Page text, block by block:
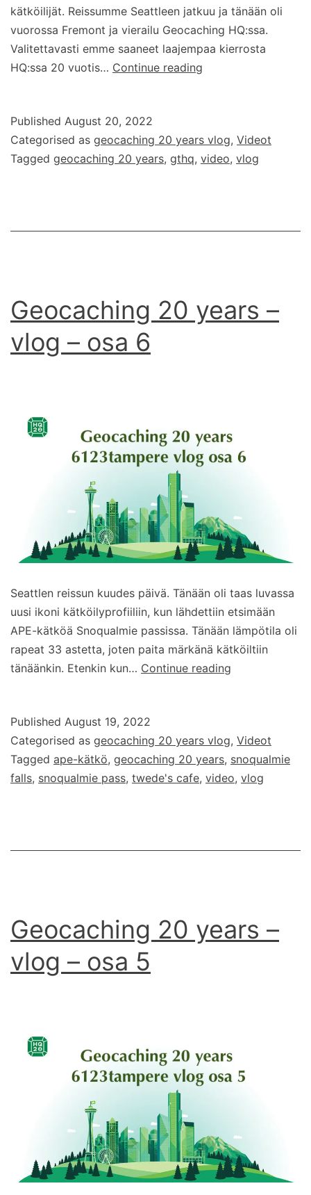
kätköilijät. Reissumme Seattleen jatkuu ja tänään oli
vuorossa Fremont ja vierailu Geocaching HQ:ssa.
Valitettavasti emme saaneet laajempaa kierrosta
HQ:ssa 20 vuotis… Continue reading
vlog
–
Published August 20, 2022
Categorised as geocaching 20 years vlog, Videot
Tagged geocaching 20 years, gthq, video, vlog
Geocaching 20 years –
vlog – osa 6
Seattlen reissun kuudes päivä. Tänään oli taas luvassa
uusi ikoni kätköilyprofiiliin, kun lähdettiin etsimään
APE-kätköä Snoqualmie passissa. Tänään lämpötila oli
rapeat 33 astetta, joten paita märkänä kätköiltiin
tänäänkin. Etenkin kun… Continue reading
vlog
–
osa
Published August 19, 2022
Categorised as geocaching 20 years vlog, Videot
Tagged ape-kätkö, geocaching 20 years, snoqualmie
falls, snoqualmie pass, twede's cafe, video, vlog
Geocaching 20 years –
vlog – osa 5